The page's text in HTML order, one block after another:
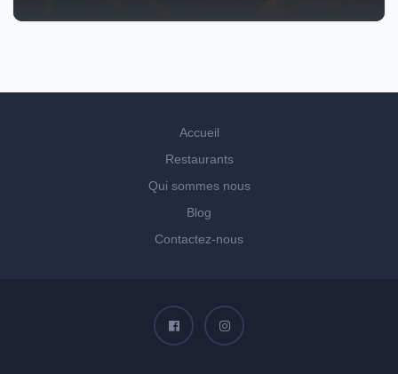
Accueil
Restaurants
Qui sommes nous
Blog
Contactez-nous